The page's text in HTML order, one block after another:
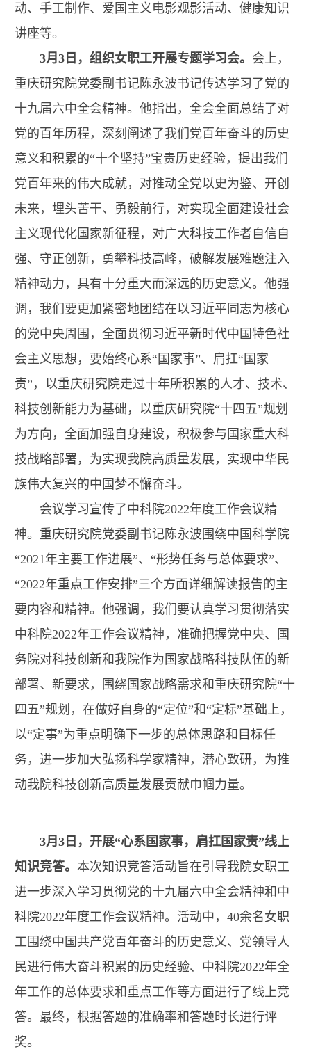
动、手工制作、爱国主义电影观影活动、健康知识
讲座等。
3月3日，组织女职工开展专题学习会。 会上，
重庆研究院党委副书记陈永波书记传达学习了党的
十九届六中全会精神。他指出，全会全面总结了对
党的百年历程，深刻阐述了我们党百年奋斗的历史
意义和积累的“十个坚持”宝贵历史经验，提出我们
党百年来的伟大成就，对推动全党以史为鉴、开创
未来，埋头苦干、勇毅前行，对实现全面建设社会
主义现代化国家新征程，对广大科技工作者自信自
强、守正创新，勇攀科技高峰，破解发展难题注入
精神动力，具有十分重大而深远的历史意义。他强
调，我们要更加紧密地团结在以习近平同志为核心
的党中央周围，全面贯彻习近平新时代中国特色社
会主义思想，要始终心系“国家事”、肩扛“国家
责”，以重庆研究院走过十年所积累的人才、技术、
科技创新能力为基础，以重庆研究院“十四五”规划
为方向，全面加强自身建设，积极参与国家重大科
技战略部署，为实现我院高质量发展，实现中华民
族伟大复兴的中国梦不懈奋斗。
会议学习宣传了中科院2022年度工作会议精
神。重庆研究院党委副书记陈永波围绕中国科学院
“2021年主要工作进展”、“形势任务与总体要求”、
“2022年重点工作安排”三个方面详细解读报告的主
要内容和精神。他强调，我们要认真学习贯彻落实
中科院2022年工作会议精神，准确把握党中央、国
务院对科技创新和我院作为国家战略科技队伍的新
部署、新要求，围绕国家战略需求和重庆研究院“十
四五”规划，在做好自身的“定位”和“定标”基础上，
以“定事”为重点明确下一步的总体思路和目标任
务，进一步加大弘扬科学家精神，潜心致研，为推
动我院科技创新高质量发展贡献巾帼力量。
3月3日，开展“心系国家事，肩扛国家责”线上
知识竞答。 本次知识竞答活动旨在引导我院女职工
进一步深入学习贯彻党的十九届六中全会精神和中
科院2022年度工作会议精神。活动中，40余名女职
工围绕中国共产党百年奋斗的历史意义、党领导人
民进行伟大奋斗积累的历史经验、中科院2022年全
年工作的总体要求和重点工作等方面进行了线上竞
答。最终，根据答题的准确率和答题时长进行评
奖。